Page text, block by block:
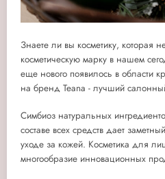
Знаете ли вы косметику, которая
косметическую марку в нашем
еще нового появилось в области
на бренд Teana - лучший
Симбиоз натуральных
составе всех средств дает
уходе за кожей. Косметика для
многообразие инновационных